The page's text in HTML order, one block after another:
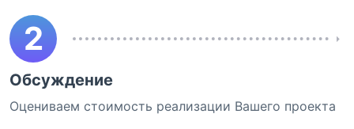
2
Обсуждение
Оцениваем стоимость реализации Вашего проекта